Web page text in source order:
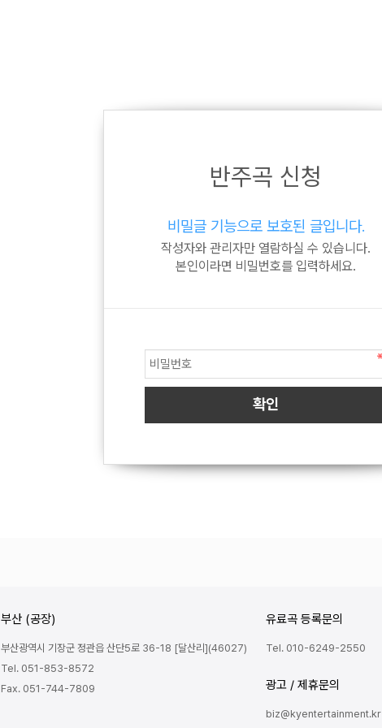
반주곡 신청
비밀글 기능으로 보호된 글입니다.
작성자와 관리자만 열람하실 수 있습니다.
본인이라면 비밀번호를 입력하세요.
부산 (공장)
부산광역시 기장군 정관읍 산단5로 36-18 [달산리](46027)
Tel. 051-853-8572
Fax. 051-744-7809
유료곡 등록문의
Tel. 010-6249-2550
광고 / 제휴문의
biz@kyentertainment.kr